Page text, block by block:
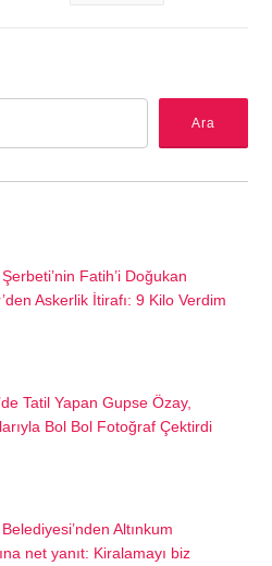
Ara
Şerbeti’nin Fatih’i Doğukan
Askerlik İtirafı: 9 Kilo Verdim
Tatil Yapan Gupse Özay,
Bol Bol Fotoğraf Çektirdi
Altınkum
net yanıt: Kiralamayı biz